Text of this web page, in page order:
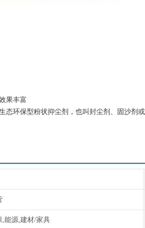
果丰富
态环保型粉状抑尘剂，也叫封尘剂、固沙剂
,能源,建材/家具